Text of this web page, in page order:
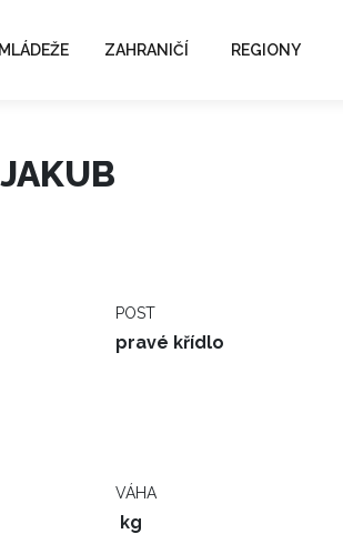
ZAHRANIČÍ REGIONY
POST
pravé křídlo
VÁHA
kg